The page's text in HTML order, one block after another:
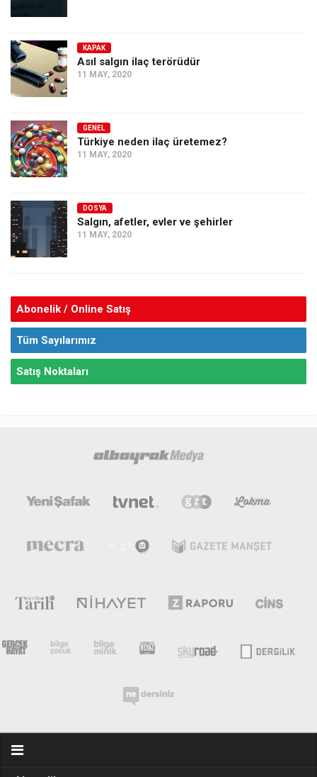
KAPAK
Asıl salgın ilaç terörüdür
11 MAY, 2020
GENEL
Türkiye neden ilaç üretemez?
11 MAY, 2020
DOSYA
Salgın, afetler, evler ve şehirler
11 MAY, 2020
Abonelik / Online Satış
Tüm Sayılarımız
Satış Noktaları